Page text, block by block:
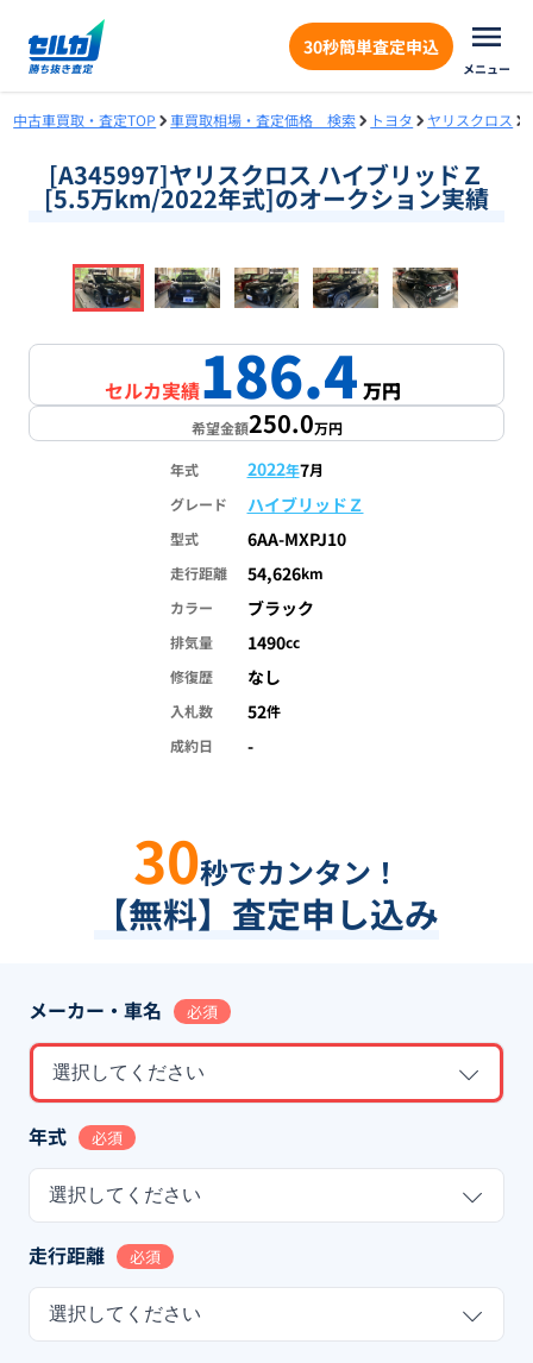
30秒簡単査定申込
メニュー
中古車買取・査定TOP 車買取相場・査定価格 検索 トヨタ ヤリスクロス
[A345997]ヤリスクロス ハイブリッドＺ
[5.5万km/2022年式]のオークション実績
1/18
セルカ実績186.4万円
希望金額250.0万円
年式 2022年7月
グレード
ハイブリッドＺ
型式 6AA-MXPJ10
走行距離 54,626km
カラー
ブラック
排気量 1490cc
修復歴
なし
入札数 52件
成約日
-
30秒でカンタン！
【無料】査定申し込み
メーカー・車名 必須
選択してください
年式 必須
選択してください
走行距離 必須
選択してください